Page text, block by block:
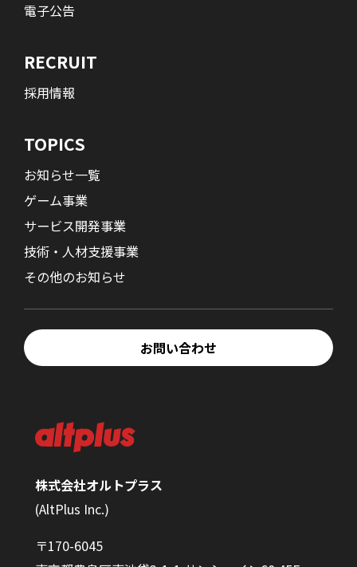
株式会社オルトプラス
(AltPlus Inc.)
〒170-6045
電子公告
RECRUIT
採用情報
TOPICS
お知らせ一覧
ゲーム事業
サービス開発事業
技術・人材支援事業
その他のお知らせ
お問い合わせ